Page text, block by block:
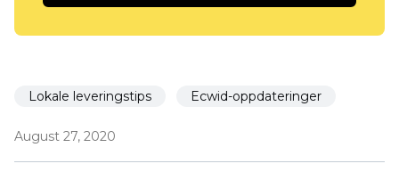
Lokale leveringstips Ecwid-oppdateringer
August 27, 2020